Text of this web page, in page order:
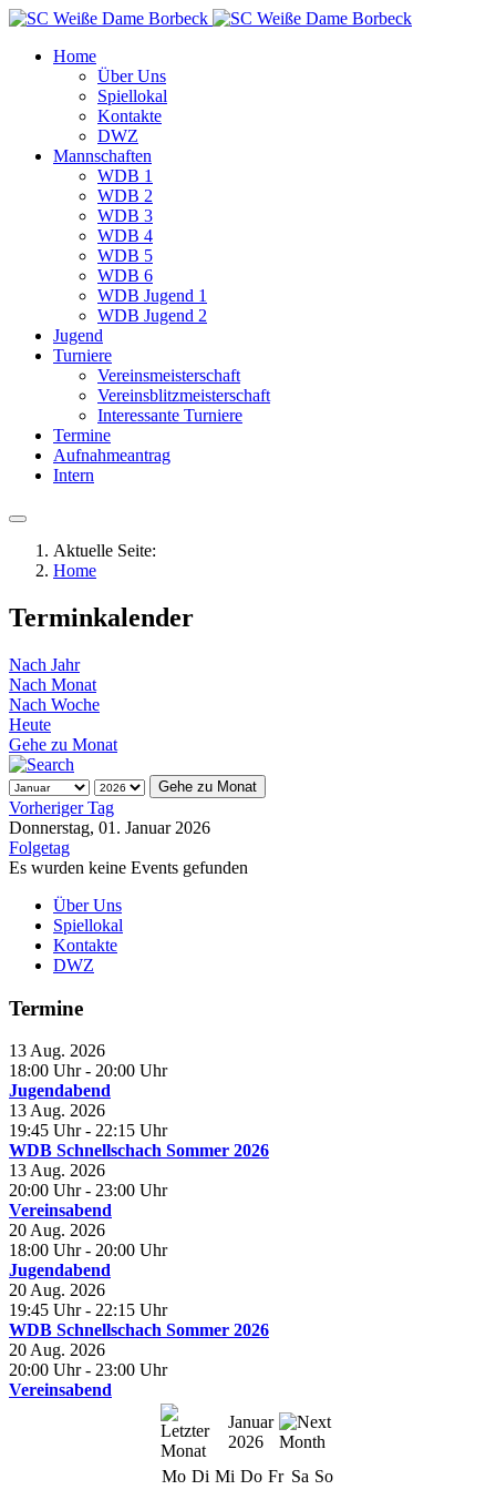
Home
Über Uns
Spiellokal
Kontakte
DWZ
Mannschaften
WDB 1
WDB 2
WDB 3
WDB 4
WDB 5
WDB 6
WDB Jugend 1
WDB Jugend 2
Jugend
Turniere
Vereinsmeisterschaft
Vereinsblitzmeisterschaft
Interessante Turniere
Termine
Aufnahmeantrag
Intern
Aktuelle Seite:
Home
Terminkalender
Nach Jahr
Nach Monat
Nach Woche
Heute
Gehe zu Monat
Gehe zu Monat
Vorheriger Tag
Donnerstag, 01. Januar 2026
Folgetag
Es wurden keine Events gefunden
Über Uns
Spiellokal
Kontakte
DWZ
Termine
13 Aug. 2026
18:00 Uhr - 20:00 Uhr
Jugendabend
13 Aug. 2026
19:45 Uhr - 22:15 Uhr
WDB Schnellschach Sommer 2026
13 Aug. 2026
20:00 Uhr - 23:00 Uhr
Vereinsabend
20 Aug. 2026
18:00 Uhr - 20:00 Uhr
Jugendabend
20 Aug. 2026
19:45 Uhr - 22:15 Uhr
WDB Schnellschach Sommer 2026
20 Aug. 2026
20:00 Uhr - 23:00 Uhr
Vereinsabend
Januar
2026
Mo Di Mi Do Fr Sa So